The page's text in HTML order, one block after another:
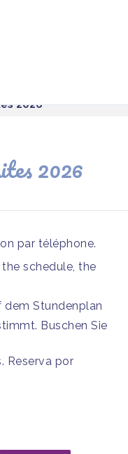
2026
2026
par téléphone.
schedule, the
dem Stundenplan
Buschen Sie
Reserva por